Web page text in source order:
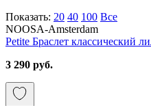
Показать: 20 40 100 Все
NOOSA-Amsterdam
Petite Браслет классический
3 290 руб.